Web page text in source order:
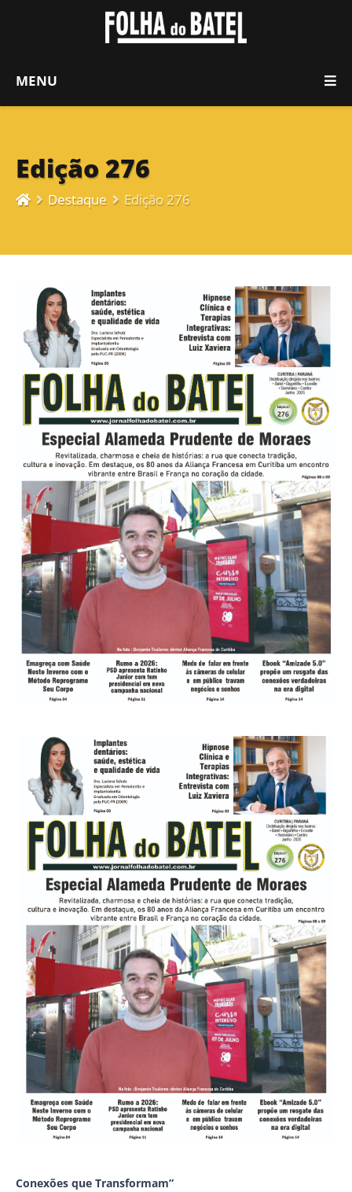
MENU
Edição 276
Destaque Edição 276
Conexões que Transformam”